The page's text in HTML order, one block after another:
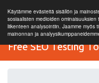
Käytämme evästeitä sisällön ja
sosiaalisten medioiden ominaisuuksien
liikenteen analysointiin. Jaamme myös
mainonnan ja
Free SEO Testing